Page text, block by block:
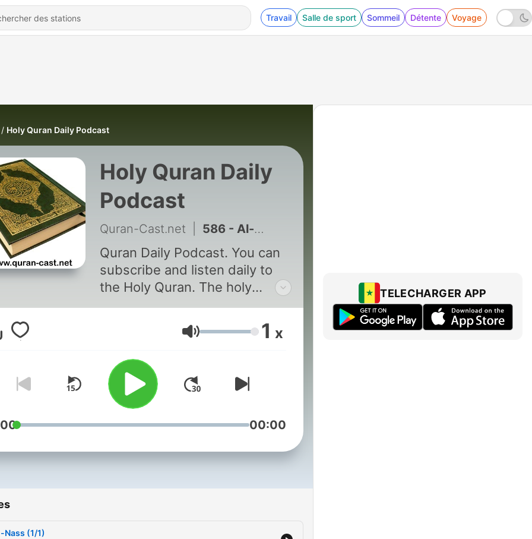
Travail Salle de sport Sommeil Détente Voyage
Holy Quran Daily Podcast
Holy Quran Daily
Podcast
Quran-Cast.net 586 - Al-Nass (1/1)
Quran Daily Podcast. You can
subscribe and listen daily to
the Holy Quran. The holy
Quran is recited by Al-Haram
Al-Shareef reciters. (Al-
Shuraim and Al-Sudais)
Volume 1 x
00:00
Nass (1/1)
TELECHARGER APP